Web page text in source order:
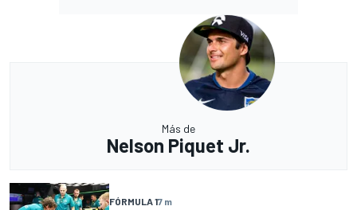
Más de
Nelson Piquet Jr.
FÓRMULA 17 m